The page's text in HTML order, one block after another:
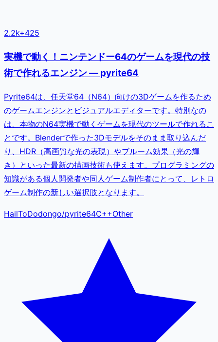
2.2k+425
実機で動く！ニンテンドー64のゲームを現代の技
術で作れるエンジン — pyrite64
Pyrite64は、任天堂64（N64）向けの3Dゲームを作るため
のゲームエンジンとビジュアルエディターです。特別なの
は、本物のN64実機で動くゲームを現代のツールで作れるこ
とです。Blenderで作った3Dモデルをそのまま取り込んだ
り、HDR（高画質な光の表現）やブルーム効果（光の輝
き）といった最新の描画技術も使えます。プログラミングの
知識がある個人開発者や同人ゲーム制作者にとって、レトロ
ゲーム制作の新しい選択肢となります。
HailToDodongo/pyrite64C++Other